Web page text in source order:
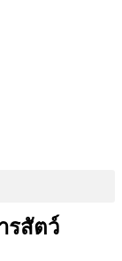
รสัตว์